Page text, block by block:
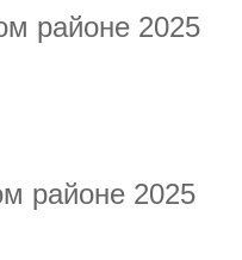
районе 2025
районе 2025